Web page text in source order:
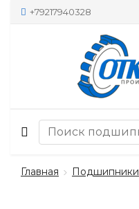
+79217940328
Главная Подшипники